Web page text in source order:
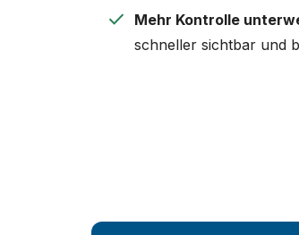
check Mehr Kontrolle
schneller sichtbar und